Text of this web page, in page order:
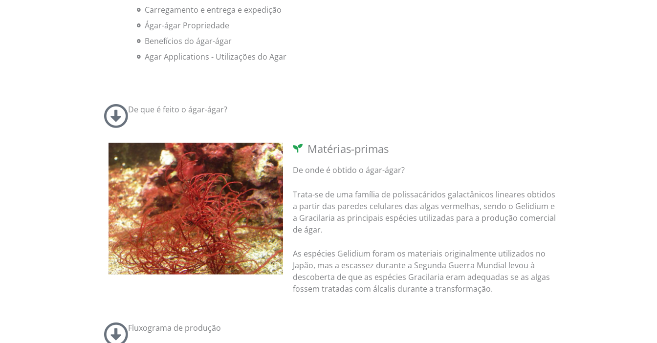
d
Carregamento e entrega e expedição
Ágar-ágar Propriedade
Benefícios do ágar-ágar
Agar Applications - Utilizações do Agar
De que é feito o ágar-ágar?
Matérias-primas
De onde é obtido o ágar-ágar?
Trata-se de uma família de polissacáridos galactânicos lineares obtidos
a partir das paredes celulares das algas vermelhas, sendo o Gelidium e
a Gracilaria as principais espécies utilizadas para a produção comercial
de ágar.
As espécies Gelidium foram os materiais originalmente utilizados no
Japão, mas a escassez durante a Segunda Guerra Mundial levou à
descoberta de que as espécies Gracilaria eram adequadas se as algas
fossem tratadas com álcalis durante a transformação.
Fluxograma de produção